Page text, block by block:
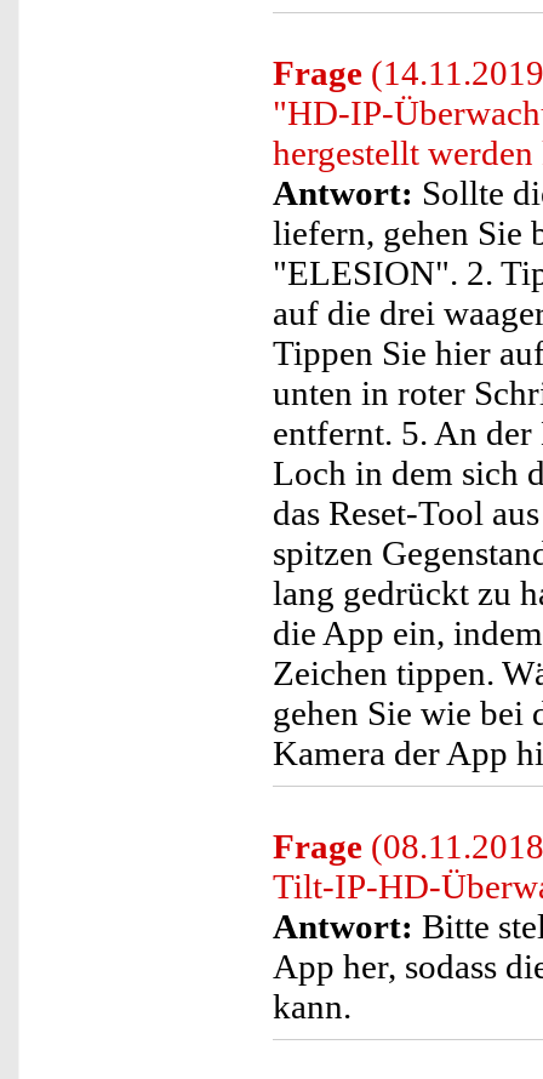
Frage
"HD-IP-
hergestellt werden
Antwort: Sollte
liefern, gehen Sie
"ELESION". 2.
auf die drei
Tippen Sie hier
unten in roter
entfernt. 5. An
Loch in dem sich
das Reset-Tool
spitzen
lang gedrückt zu
die App ein,
Zeichen tippen.
gehen Sie wie bei
Kamera der App
Frage
Tilt-IP-HD-
Antwort: Bitte
App her, sodass
kann.